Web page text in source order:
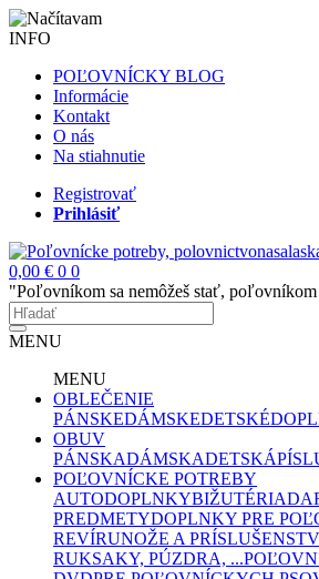
INFO
POĽOVNÍCKY BLOG
Informácie
Kontakt
O nás
Na stiahnutie
Registrovať
Prihlásiť
0,00 € 0 0
"Poľovníkom sa nemôžeš stať,
MENU
MENU
OBLEČENIE
PÁNSKEDÁMSKEDETSKÉ
OBUV
PÁNSKADÁMSKADETSKÁ
POĽOVNÍCKE POTREBY
AUTODOPLNKYBIŽUTÉRIA
PREDMETYDOPLNKY PRE
REVÍRUNOŽE A
RUKSAKY, PÚZDRA, ...